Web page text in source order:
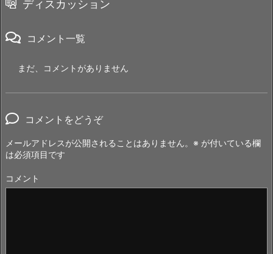
ディスカッション
コメント一覧
まだ、コメントがありません
コメントをどうぞ
メールアドレスが公開されることはありません。 ※ が付いている欄
は必須項目です
コメント